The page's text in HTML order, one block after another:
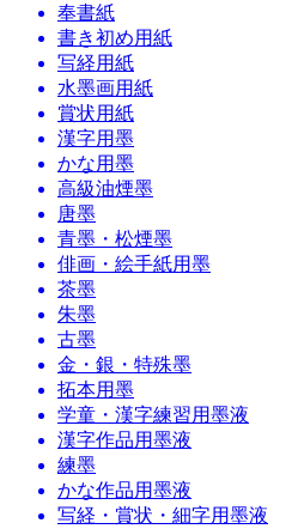
奉書紙
書き初め用紙
写経用紙
水墨画用紙
賞状用紙
漢字用墨
かな用墨
高級油煙墨
唐墨
青墨・松煙墨
俳画・絵手紙用墨
茶墨
朱墨
古墨
金・銀・特殊墨
拓本用墨
学童・漢字練習用墨液
漢字作品用墨液
練墨
かな作品用墨液
写経・賞状・細字用墨液